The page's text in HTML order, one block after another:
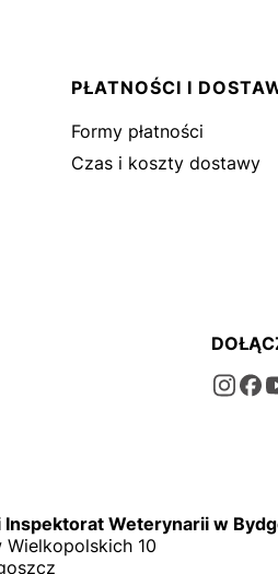
PŁATNOŚCI I
Formy płatności
Czas i koszty dostawy
Weterynarii w
Wielkopolskich 10